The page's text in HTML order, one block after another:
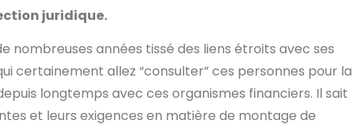
juridique.
nombreuses années tissé des liens étroits avec ses
certainement allez “consulter” ces personnes pour la
longtemps avec ces organismes financiers. Il sait
et leurs exigences en matière de montage de